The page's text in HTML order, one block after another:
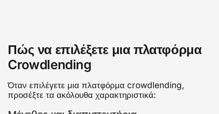
Πώς να επιλέξετε μια πλατφόρμα
Crowdlending
Όταν επιλέγετε μια πλατφόρμα crowdlending,
προσέξτε τα ακόλουθα χαρακτηριστικά: